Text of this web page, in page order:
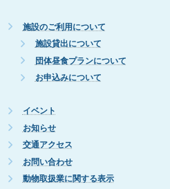
施設のご利用について
施設貸出について
団体昼食プランについて
お申込みについて
イベント
お知らせ
交通アクセス
お問い合わせ
動物取扱業に関する表示